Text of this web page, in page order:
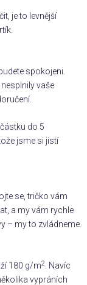
je to levnější
spokojeni.
vaše
do 5
jsme si jistí
se, tričko vám
a my vám rychle
– my to zvládneme.
180 g/m2
. Navíc
vypráních